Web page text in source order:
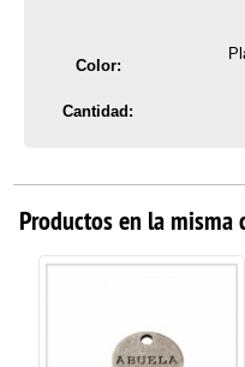
Color:
Cantidad:
Productos en la misma